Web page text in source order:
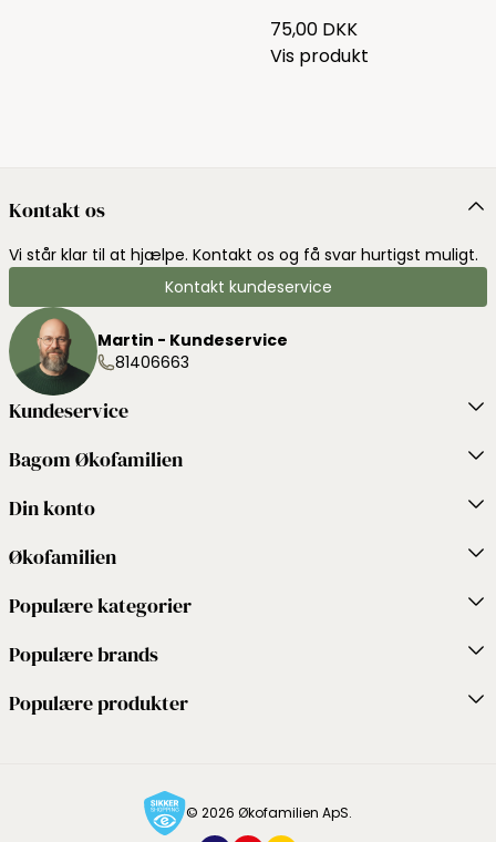
75,00 DKK
Vis produkt
Kontakt os
Vi står klar til at hjælpe. Kontakt os og få svar hurtigst muligt.
Kontakt kundeservice
Martin - Kundeservice
81406663
Kundeservice
Bagom Økofamilien
Din konto
Økofamilien
Populære kategorier
Populære brands
Populære produkter
© 2026 Økofamilien ApS.